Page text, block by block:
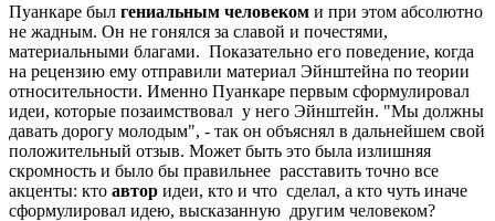
Пуанкаре был гениальным человеком и при этом абсолютно
не жадным. Он не гонялся за славой и почестями,
материальными благами. Показательно его поведение, когда
на рецензию ему отправили материал Эйнштейна по теории
относительности. Именно Пуанкаре первым сформулировал
идеи, которые позаимствовал у него Эйнштейн. "Мы должны
давать дорогу молодым", - так он объяснял в дальнейшем свой
положительный отзыв. Может быть это была излишняя
скромность и было бы правильнее расставить точно все
акценты: кто автор идеи, кто и что сделал, а кто чуть иначе
сформулировал идею, высказанную другим человеком?